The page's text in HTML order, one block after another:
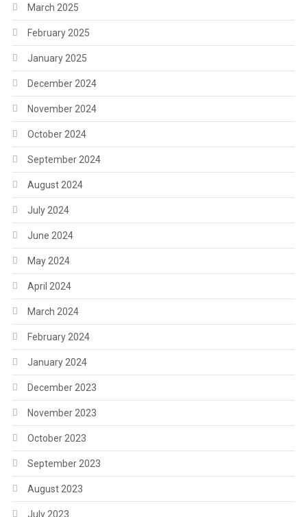
March 2025
February 2025
January 2025
December 2024
November 2024
October 2024
September 2024
August 2024
July 2024
June 2024
May 2024
April 2024
March 2024
February 2024
January 2024
December 2023
November 2023
October 2023
September 2023
August 2023
July 2023